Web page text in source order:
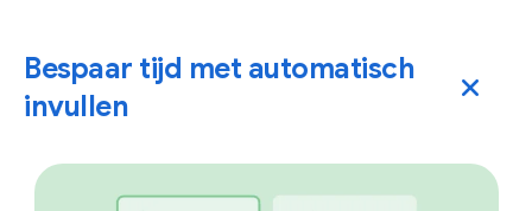
Bespaar tijd met automatisch
invullen